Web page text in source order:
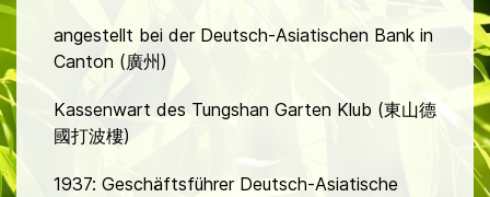
angestellt bei der Deutsch-Asiatischen Bank in
Canton (廣州)
Kassenwart des Tungshan Garten Klub (東山德
國打波樓)
1937: Geschäftsführer Deutsch-Asiatische